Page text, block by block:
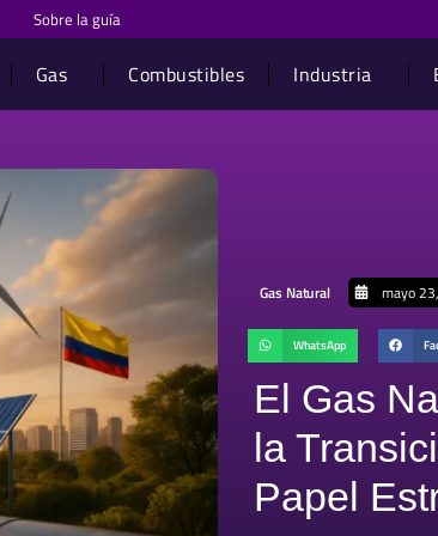
Sobre la guía
Gas Combustibles Industria
Gas Natural mayo
WhatsApp
El Gas
la
Papel